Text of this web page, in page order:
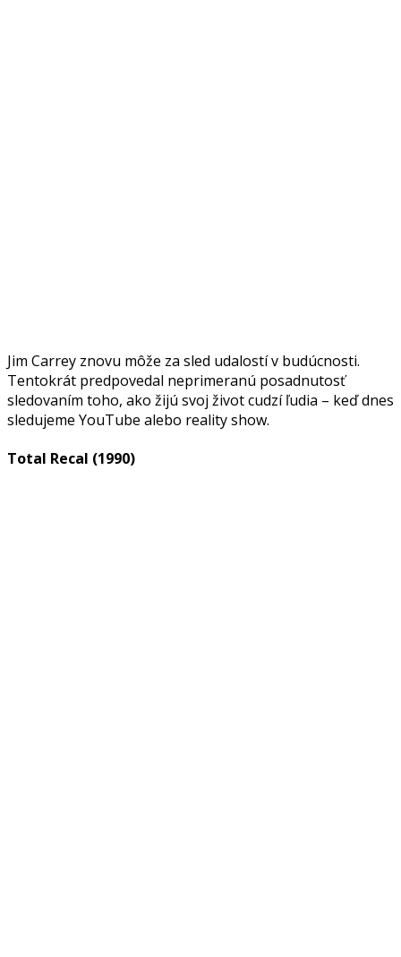
Jim Carrey znovu môže za sled udalostí v budúcnosti.
Tentokrát predpovedal neprimeranú posadnutosť
sledovaním toho, ako žijú svoj život cudzí ľudia – keď dnes
sledujeme YouTube alebo reality show.
Total Recal (1990)